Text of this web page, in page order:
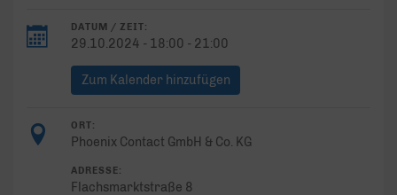
DATUM / ZEIT:
29.10.2024 - 18:00 - 21:00
Zum Kalender hinzufügen
ORT:
Phoenix Contact GmbH & Co. KG
ADRESSE:
Flachsmarktstraße 8